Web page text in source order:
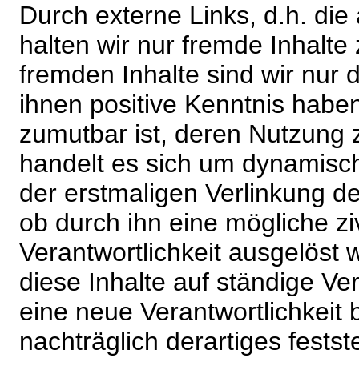
Durch externe Links, d.h.
halten wir nur fremde
fremden Inhalte sind wir nur
ihnen positive Kenntnis
zumutbar ist, deren Nutzung
handelt es sich um
der erstmaligen Verlinkung
ob durch ihn eine mögliche
Verantwortlichkeit ausgelöst
diese Inhalte auf ständige
eine neue Verantwortlichkeit
nachträglich derartiges